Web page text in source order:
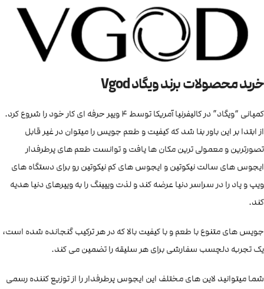
خرید محصولات برند ویگاد Vgod
کمپانی “ویگاد” در کالیفرنیا آمریکا توسط ۴ ویپر حرفه ای کار خود را شروع کرد.
از ابتدا بر این باور بنا شد که کیفیت و طعم جویس را میتوان در غیر قابل
تصورترین و معمولی ترین مکان ها یافت و توانست طعم های پرطرفدار
ایجوس های سالت نیکوتین و ایجوس های کم نیکوتین رو برای دستگاه های
ویپ و پاد را در سراسر دنیا عرضه کند و لذت ویپینگ را به ویپرهای دنیا هدیه
کند.
جویس های متنوع با طعم و با کیفیت بالا که در هر ترکیب گنجانده شده است،
یک تجربه دلچسب سفارشی برای هر سلیقه را تضمین می کند.
شما میتوانید لاین های مختلف این ایجوس پرطرفدار را از توزیع کننده رسمی